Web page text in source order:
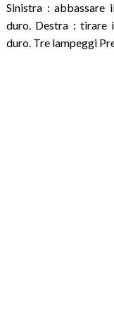
Sinistra : abbassare
duro. Destra : tirare
duro. Tre lampeggi